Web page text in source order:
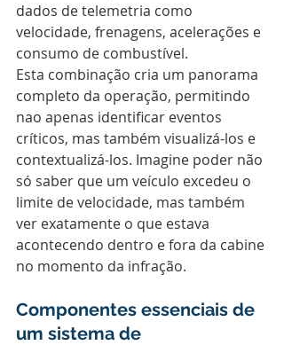
dados de telemetria como
velocidade, frenagens, acelerações e
consumo de combustível.
Esta combinação cria um panorama
completo da operação, permitindo
nao apenas identificar eventos
críticos, mas também visualizá-los e
contextualizá-los. Imagine poder não
só saber que um veículo excedeu o
limite de velocidade, mas também
ver exatamente o que estava
acontecendo dentro e fora da cabine
no momento da infração.
Componentes essenciais de
um sistema de